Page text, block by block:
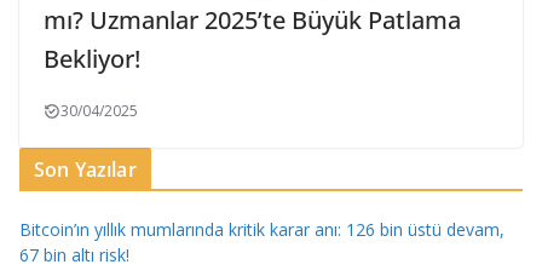
mı? Uzmanlar 2025’te Büyük Patlama
Bekliyor!
30/04/2025
Son Yazılar
Bitcoin’ın yıllık mumlarında kritik karar anı: 126 bin üstü devam,
67 bin altı risk!